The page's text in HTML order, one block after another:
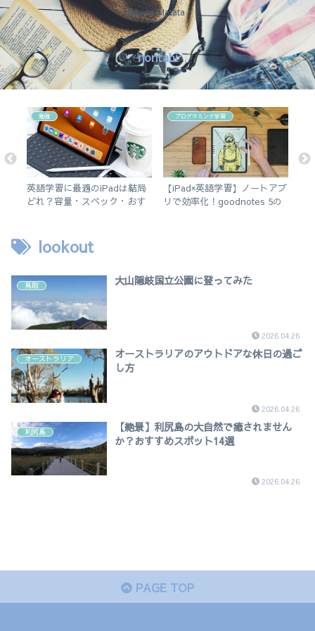
Hakuna Matata !
nontabi
勉強
英語学習に最適のiPadは結局
どれ？容量・スペック・おす
プログラミング学習
【iPad×英語学習】ノートアプ
リで効率化！goodnotes 5の
lookout
鳥取 大山隠岐国立公園に登ってみた
2026.04.26
オーストラリア
オーストラリアのアウトドアな休日の過ご
し方
2026.04.26
利尻島
【絶景】利尻島の大自然で癒されません
か？おすすめスポット14選
2026.04.26
PAGE TOP